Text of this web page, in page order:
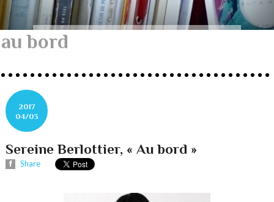
au bord
2017
04/03
Sereine Berlottier, « Au bord »
Share